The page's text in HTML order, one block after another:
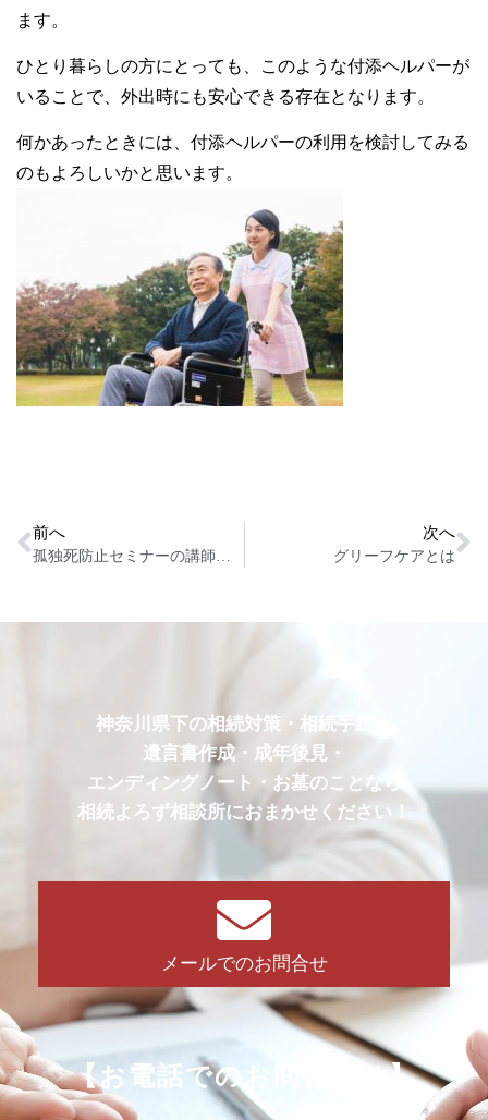
ます。
ひとり暮らしの方にとっても、このような付添ヘルパーが
いることで、外出時にも安心できる存在となります。
何かあったときには、付添ヘルパーの利用を検討してみる
のもよろしいかと思います。
前へ 次へ
グリーフケアとは
神奈川県下の相続対策・相続手続・
遺言書作成・成年後見・
エンディングノート・お墓のことなら
相続よろず相談所におまかせください！
メールでのお問合せ
【お電話でのお問合せは】